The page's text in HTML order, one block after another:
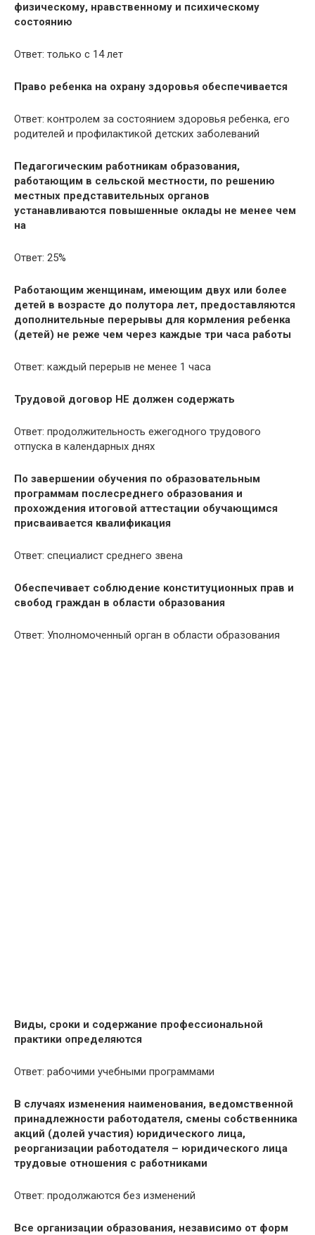
физическому, нравственному и психическому
состоянию
Ответ: только с 14 лет
Право ребенка на охрану здоровья обеспечивается
Ответ: контролем за состоянием здоровья ребенка, его
родителей и профилактикой детских заболеваний
Педагогическим работникам образования,
работающим в сельской местности, по решению
местных представительных органов
устанавливаются повышенные оклады не менее чем
на
Ответ: 25%
Работающим женщинам, имеющим двух или более
детей в возрасте до полутора лет, предоставляются
дополнительные перерывы для кормления ребенка
(детей) не реже чем через каждые три часа работы
Ответ: каждый перерыв не менее 1 часа
Трудовой договор НЕ должен содержать
Ответ: продолжительность ежегодного трудового
отпуска в календарных днях
По завершении обучения по образовательным
программам послесреднего образования и
прохождения итоговой аттестации обучающимся
присваивается квалификация
Ответ: специалист среднего звена
Обеспечивает соблюдение конституционных прав и
свобод граждан в области образования
Ответ: Уполномоченный орган в области образования
Виды, сроки и содержание профессиональной
практики определяются
Ответ: рабочими учебными программами
В случаях изменения наименования, ведомственной
принадлежности работодателя, смены собственника
акций (долей участия) юридического лица,
реорганизации работодателя – юридического лица
трудовые отношения с работниками
Ответ: продолжаются без изменений
Все организации образования, независимо от форм